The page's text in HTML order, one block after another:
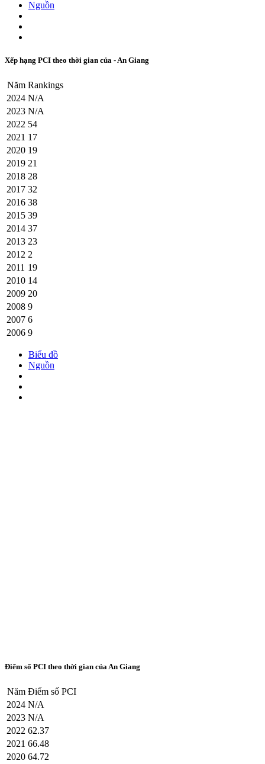
Nguồn
Xếp hạng PCI theo thời gian của - An Giang
Năm Rankings
2024 N/A
2023 N/A
2022 54
2021 17
2020 19
2019 21
2018 28
2017 32
2016 38
2015 39
2014 37
2013 23
2012 2
2011 19
2010 14
2009 20
2008 9
2007 6
2006 9
Biểu đồ
Nguồn
Điểm số PCI theo thời gian của An Giang
Năm Điểm số PCI
2024 N/A
2023 N/A
2022 62.37
2021 66.48
2020 64.72